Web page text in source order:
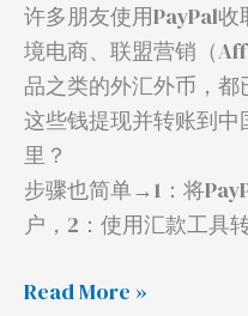
许多朋友使用PayPal
境电商、联盟营销（
品之类的外汇外币，
这些钱提现并转账到
里？
步骤也简单→1：将
户，2：使用汇款工具
用
的
2023
方
法
Read More »